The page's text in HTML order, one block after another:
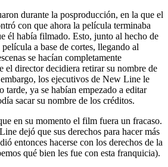
durante la posproducción, en la que el
con que ahora la película terminaba
él había filmado. Esto, junto al hecho de
a base de cortes, llegando al
se hacían completamente
el director decidiera retirar su nombre de
los ejecutivos de New Line le
tarde, ya se habían empezado a editar
sacar su nombre de los créditos.
en su momento el film fuera un fracaso.
dejó que sus derechos para hacer más
entonces hacerse con los derechos de la
qué bien les fue con esta franquicia).